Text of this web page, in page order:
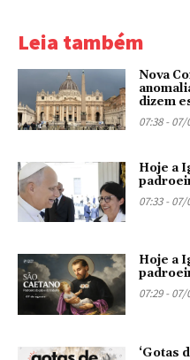
Leia também
Nova
dizem
07:38 -
Hoje a
07:33 -
Hoje a
07:29 -
‘Gotas